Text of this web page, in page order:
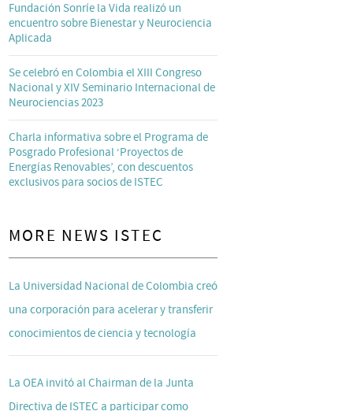
Fundación Sonríe la Vida realizó un
encuentro sobre Bienestar y Neurociencia
Aplicada
Se celebró en Colombia el XIII Congreso
Nacional y XIV Seminario Internacional de
Neurociencias 2023
Charla informativa sobre el Programa de
Posgrado Profesional ‘Proyectos de
Energías Renovables’, con descuentos
exclusivos para socios de ISTEC
MORE NEWS ISTEC
La Universidad Nacional de Colombia creó
una corporación para acelerar y transferir
conocimientos de ciencia y tecnología
La OEA invitó al Chairman de la Junta
Directiva de ISTEC a participar como